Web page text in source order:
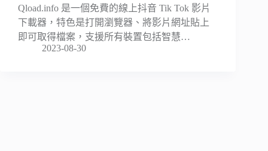
Qload.info 是一個免費的線上抖音 Tik Tok 影片
下載器，特色是打開瀏覽器、將影片網址貼上
即可取得檔案，支援所有裝置包括智慧…
2023-08-30